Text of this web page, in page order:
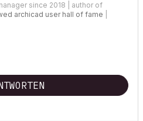
since 2018 | author of
archicad user hall of fame